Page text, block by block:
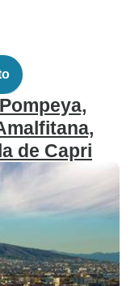
de Capri